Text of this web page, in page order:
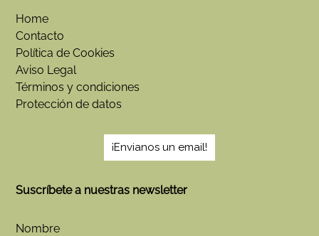
Home
Contacto
Política de Cookies
Aviso Legal
Términos y condiciones
Protección de datos
¡Envianos un email!
Suscríbete a nuestras newsletter
Nombre